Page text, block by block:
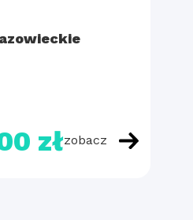
złzobacz